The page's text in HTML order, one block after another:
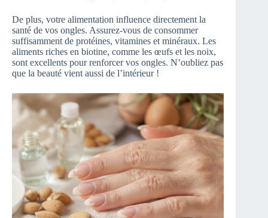
De plus, votre alimentation influence directement la
santé de vos ongles. Assurez-vous de consommer
suffisamment de protéines, vitamines et minéraux. Les
aliments riches en biotine, comme les œufs et les noix,
sont excellents pour renforcer vos ongles. N’oubliez pas
que la beauté vient aussi de l’intérieur !